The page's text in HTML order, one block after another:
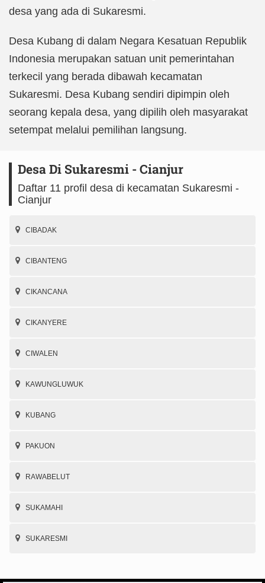
desa yang ada di Sukaresmi.
Desa Kubang di dalam Negara Kesatuan Republik
Indonesia merupakan satuan unit pemerintahan
terkecil yang berada dibawah kecamatan
Sukaresmi. Desa Kubang sendiri dipimpin oleh
seorang kepala desa, yang dipilih oleh masyarakat
setempat melalui pemilihan langsung.
Desa Di Sukaresmi - Cianjur
Daftar 11 profil desa di kecamatan Sukaresmi -
Cianjur
CIBADAK
CIBANTENG
CIKANCANA
CIKANYERE
CIWALEN
KAWUNGLUWUK
KUBANG
PAKUON
RAWABELUT
SUKAMAHI
SUKARESMI